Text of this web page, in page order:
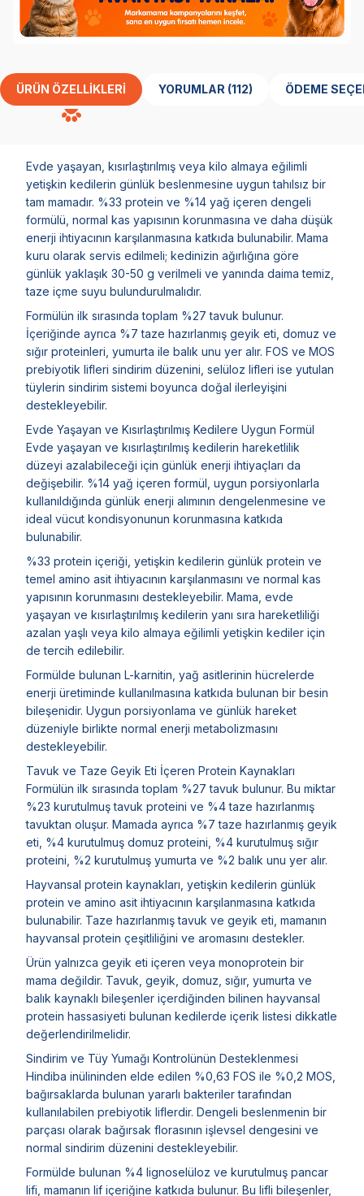
ÜRÜN ÖZELLIKLERI YORUMLAR (112) ÖDEME
Evde yaşayan, kısırlaştırılmış veya kilo almaya eğilimli
yetişkin kedilerin günlük beslenmesine uygun tahılsız bir
tam mamadır. %33 protein ve %14 yağ içeren dengeli
formülü, normal kas yapısının korunmasına ve daha düşük
enerji ihtiyacının karşılanmasına katkıda bulunabilir. Mama
kuru olarak servis edilmeli; kedinizin ağırlığına göre
günlük yaklaşık 30-50 g verilmeli ve yanında daima temiz,
taze içme suyu bulundurulmalıdır.
Formülün ilk sırasında toplam %27 tavuk bulunur.
İçeriğinde ayrıca %7 taze hazırlanmış geyik eti, domuz ve
sığır proteinleri, yumurta ile balık unu yer alır. FOS ve MOS
prebiyotik lifleri sindirim düzenini, selüloz lifleri ise yutulan
tüylerin sindirim sistemi boyunca doğal ilerleyişini
destekleyebilir.
Evde Yaşayan ve Kısırlaştırılmış Kedilere Uygun Formül
Evde yaşayan ve kısırlaştırılmış kedilerin hareketlilik
düzeyi azalabileceği için günlük enerji ihtiyaçları da
değişebilir. %14 yağ içeren formül, uygun porsiyonlarla
kullanıldığında günlük enerji alımının dengelenmesine ve
ideal vücut kondisyonunun korunmasına katkıda
bulunabilir.
%33 protein içeriği, yetişkin kedilerin günlük protein ve
temel amino asit ihtiyacının karşılanmasını ve normal kas
yapısının korunmasını destekleyebilir. Mama, evde
yaşayan ve kısırlaştırılmış kedilerin yanı sıra hareketliliği
azalan yaşlı veya kilo almaya eğilimli yetişkin kediler için
de tercih edilebilir.
Formülde bulunan L-karnitin, yağ asitlerinin hücrelerde
enerji üretiminde kullanılmasına katkıda bulunan bir besin
bileşenidir. Uygun porsiyonlama ve günlük hareket
düzeniyle birlikte normal enerji metabolizmasını
destekleyebilir.
Tavuk ve Taze Geyik Eti İçeren Protein Kaynakları
Formülün ilk sırasında toplam %27 tavuk bulunur. Bu miktar
%23 kurutulmuş tavuk proteini ve %4 taze hazırlanmış
tavuktan oluşur. Mamada ayrıca %7 taze hazırlanmış geyik
eti, %4 kurutulmuş domuz proteini, %4 kurutulmuş sığır
proteini, %2 kurutulmuş yumurta ve %2 balık unu yer alır.
Hayvansal protein kaynakları, yetişkin kedilerin günlük
protein ve amino asit ihtiyacının karşılanmasına katkıda
bulunabilir. Taze hazırlanmış tavuk ve geyik eti, mamanın
hayvansal protein çeşitliliğini ve aromasını destekler.
Ürün yalnızca geyik eti içeren veya monoprotein bir
mama değildir. Tavuk, geyik, domuz, sığır, yumurta ve
balık kaynaklı bileşenler içerdiğinden bilinen hayvansal
protein hassasiyeti bulunan kedilerde içerik listesi dikkatle
değerlendirilmelidir.
Sindirim ve Tüy Yumağı Kontrolünün Desteklenmesi
Hindiba inülininden elde edilen %0,63 FOS ile %0,2 MOS,
bağırsaklarda bulunan yararlı bakteriler tarafından
kullanılabilen prebiyotik liflerdir. Dengeli beslenmenin bir
parçası olarak bağırsak florasının işlevsel dengesini ve
normal sindirim düzenini destekleyebilir.
Formülde bulunan %4 lignoselüloz ve kurutulmuş pancar
lifi, mamanın lif içeriğine katkıda bulunur. Bu lifli bileşenler,